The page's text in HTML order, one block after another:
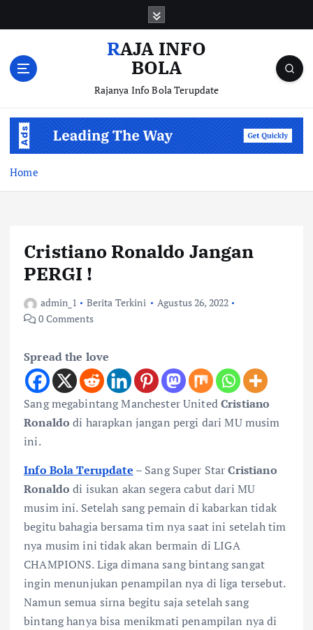
RAJA INFO
BOLA
Rajanya Info Bola Terupdate
Home
Cristiano Ronaldo Jangan
PERGI !
admin_1 Berita Terkini
Agustus 26, 2022
0 Comments
Spread the love
Sang megabintang Manchester UnitedCristiano
Ronaldo di harapkan jangan pergi dari MU musim
ini.
Info Bola Terupdate – Sang Super StarCristiano
Ronaldo di isukan akan segera cabut dari MU
musim ini. Setelah sang pemain di kabarkan tidak
begitu bahagia bersama tim nya saat ini setelah tim
nya musim ini tidak akan bermain di LIGA
CHAMPIONS. Liga dimana sang bintang sangat
ingin menunjukan penampilan nya di liga tersebut.
Namun semua sirna begitu saja setelah sang
bintang hanya bisa menikmati penampilan nya di